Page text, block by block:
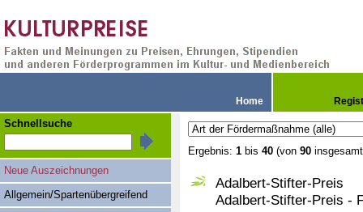
Home
Ergebnis: 1 bis 40 (von 90
Adalbert-Stifter-Preis
Adalbert-Stifter-Preis -
Schnellsuche
Neue Auszeichnungen
Allgemein/Spartenübergreifend